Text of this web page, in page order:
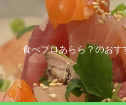
食べプロあらら？のお